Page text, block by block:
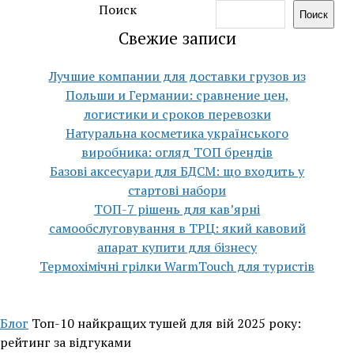
Поиск Поиск
Свежие записи
Лучшие компании для доставки грузов из
Польши и Германии: сравнение цен,
логистики и сроков перевозки
Натуральна косметика українського
виробника: огляд ТОП брендів
Базові аксесуари для БДСМ: що входить у
стартові набори
ТОП-7 рішень для кавʼярні
самообслуговування в ТРЦ: який кавовий
апарат купити для бізнесу
Термохімічні грілки WarmTouch для туристів
Блог Топ-10 найкращих тушей для вій 2025 року:
рейтинг за відгуками